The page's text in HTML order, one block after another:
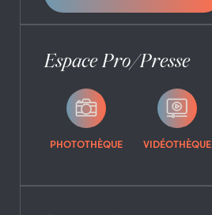
Espace Pro/Presse
PHOTOTHÈQUE VIDÉOTHÈQUE